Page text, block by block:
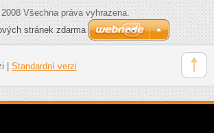
Všechna práva vyhrazena.
stránek zdarma
Standardní verzi